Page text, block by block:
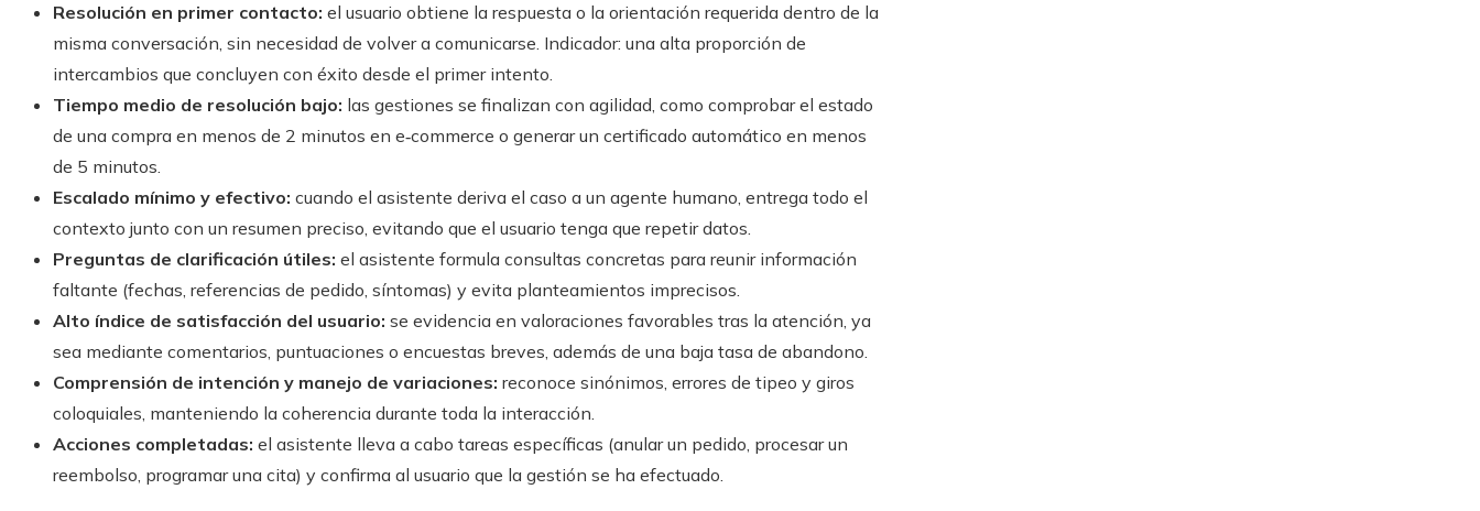
Resolución en primer contacto: el usuario obtiene la respuesta o la orientación requerida dentro de la
misma conversación, sin necesidad de volver a comunicarse. Indicador: una alta proporción de
intercambios que concluyen con éxito desde el primer intento.
Tiempo medio de resolución bajo: las gestiones se finalizan con agilidad, como comprobar el estado
de una compra en menos de 2 minutos en e‑commerce o generar un certificado automático en menos
de 5 minutos.
Escalado mínimo y efectivo: cuando el asistente deriva el caso a un agente humano, entrega todo el
contexto junto con un resumen preciso, evitando que el usuario tenga que repetir datos.
Preguntas de clarificación útiles: el asistente formula consultas concretas para reunir información
faltante (fechas, referencias de pedido, síntomas) y evita planteamientos imprecisos.
Alto índice de satisfacción del usuario: se evidencia en valoraciones favorables tras la atención, ya
sea mediante comentarios, puntuaciones o encuestas breves, además de una baja tasa de abandono.
Comprensión de intención y manejo de variaciones: reconoce sinónimos, errores de tipeo y giros
coloquiales, manteniendo la coherencia durante toda la interacción.
Acciones completadas: el asistente lleva a cabo tareas específicas (anular un pedido, procesar un
reembolso, programar una cita) y confirma al usuario que la gestión se ha efectuado.